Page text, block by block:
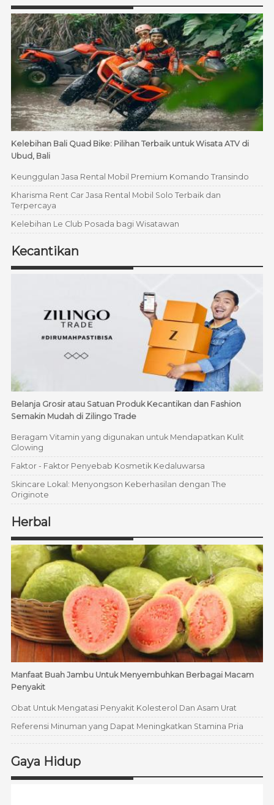
Kelebihan Bali Quad Bike: Pilihan Terbaik untuk Wisata ATV di
Ubud, Bali
Keunggulan Jasa Rental Mobil Premium Komando Transindo
Kharisma Rent Car Jasa Rental Mobil Solo Terbaik dan
Terpercaya
Kelebihan Le Club Posada bagi Wisatawan
Kecantikan
Belanja Grosir atau Satuan Produk Kecantikan dan Fashion
Semakin Mudah di Zilingo Trade
Beragam Vitamin yang digunakan untuk Mendapatkan Kulit
Glowing
Faktor - Faktor Penyebab Kosmetik Kedaluwarsa
Skincare Lokal: Menyongson Keberhasilan dengan The
Originote
Herbal
Manfaat Buah Jambu Untuk Menyembuhkan Berbagai Macam
Penyakit
Obat Untuk Mengatasi Penyakit Kolesterol Dan Asam Urat
Referensi Minuman yang Dapat Meningkatkan Stamina Pria
Gaya Hidup